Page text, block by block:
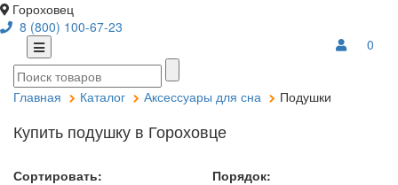
Гороховец
8 (800) 100-67-23
0
Главная Каталог Аксессуары для сна Подушки
Купить подушку в Гороховце
Сортировать: Порядок: